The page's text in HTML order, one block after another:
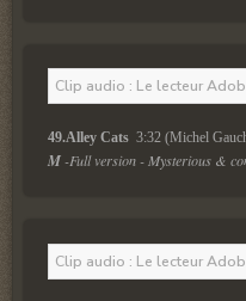
Clip audio : Le lecteur
49.Alley Cats 3:32 (Michel
M -Full version - Mysterious &
Clip audio : Le lecteur